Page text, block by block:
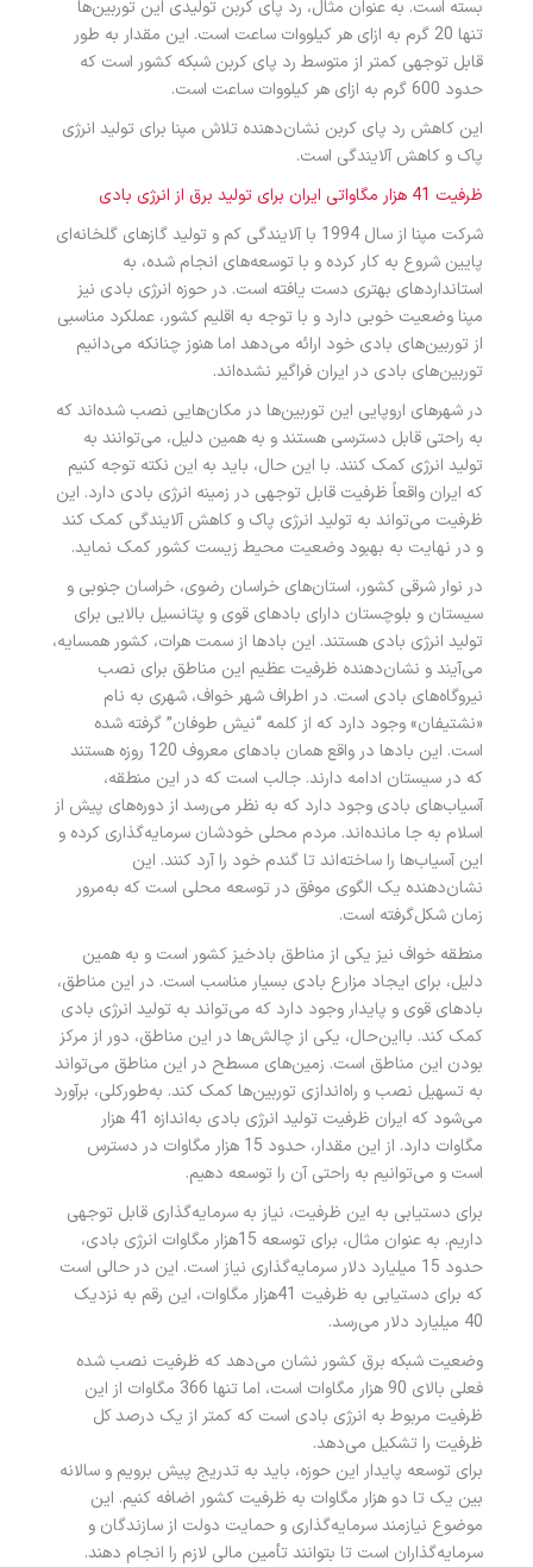
بسته است. به عنوان مثال، رد پای کربن تولیدی این توربین‌ها
تنها 20 گرم به ازای هر کیلووات ساعت است. این مقدار به طور
قابل توجهی کمتر از متوسط رد پای کربن شبکه کشور است که
حدود 600 گرم به ازای هر کیلووات ساعت است.
این کاهش رد پای کربن نشان‌دهنده تلاش مپنا برای تولید انرژی
پاک و کاهش آلایندگی است.
ظرفیت 41 هزار مگاواتی ایران برای تولید برق از انرژی بادی
شرکت مپنا از سال 1994 با آلایندگی کم و تولید گازهای گلخانه‌ای
پایین شروع به کار کرده و با توسعه‌های انجام شده، به
استانداردهای بهتری دست یافته است. در حوزه انرژی بادی نیز
مپنا وضعیت خوبی دارد و با توجه به اقلیم کشور، عملکرد مناسبی
از توربین‌های بادی خود ارائه می‌دهد اما هنوز چنانکه می‌دانیم
توربین‌های بادی در ایران فراگیر نشده‌اند.
در شهرهای اروپایی این توربین‌ها در مکان‌هایی نصب شده‌اند که
به راحتی قابل دسترسی هستند و به همین دلیل، می‌توانند به
تولید انرژی کمک کنند. با این حال، باید به این نکته توجه کنیم
که ایران واقعاً ظرفیت قابل توجهی در زمینه انرژی بادی دارد. این
ظرفیت می‌تواند به تولید انرژی پاک و کاهش آلایندگی کمک کند
و در نهایت به بهبود وضعیت محیط زیست کشور کمک نماید.
در نوار شرقی کشور، استان‌های خراسان رضوی، خراسان جنوبی و
سیستان و بلوچستان دارای بادهای قوی و پتانسیل بالایی برای
تولید انرژی بادی هستند. این بادها از سمت هرات، کشور همسایه،
می‌آیند و نشان‌دهنده ظرفیت عظیم این مناطق برای نصب
نیروگاه‌های بادی است. در اطراف شهر خواف، شهری به نام
«نشتیفان» وجود دارد که از کلمه “نیش طوفان” گرفته شده
است. این بادها در واقع همان بادهای معروف 120 روزه هستند
که در سیستان ادامه دارند. جالب است که در این منطقه،
آسیاب‌های بادی وجود دارد که به نظر می‌رسد از دوره‌های پیش از
اسلام به جا مانده‌اند. مردم محلی خودشان سرمایه‌گذاری کرده و
این آسیاب‌ها را ساخته‌اند تا گندم خود را آرد کنند. این
نشان‌دهنده یک الگوی موفق در توسعه محلی است که به‌مرور
زمان شکل‌گرفته است.
منطقه خواف نیز یکی از مناطق بادخیز کشور است و به همین
دلیل، برای ایجاد مزارع بادی بسیار مناسب است. در این مناطق،
بادهای قوی و پایدار وجود دارد که می‌تواند به تولید انرژی بادی
کمک کند. بااین‌حال، یکی از چالش‌ها در این مناطق، دور از مرکز
بودن این مناطق است. زمین‌های مسطح در این مناطق می‌تواند
به تسهیل نصب و راه‌اندازی توربین‌ها کمک کند. به‌طورکلی، برآورد
می‌شود که ایران ظرفیت تولید انرژی بادی به‌اندازه 41 هزار
مگاوات دارد. از این مقدار، حدود 15 هزار مگاوات در دسترس
است و می‌توانیم به راحتی آن را توسعه دهیم.
برای دستیابی به این ظرفیت، نیاز به سرمایه‌گذاری قابل توجهی
داریم. به عنوان مثال، برای توسعه 15هزار مگاوات انرژی بادی،
حدود 15 میلیارد دلار سرمایه‌گذاری نیاز است. این در حالی است
که برای دستیابی به ظرفیت 41هزار مگاوات، این رقم به نزدیک
40 میلیارد دلار می‌رسد.
وضعیت شبکه برق کشور نشان می‌دهد که ظرفیت نصب شده
فعلی بالای 90 هزار مگاوات است، اما تنها 366 مگاوات از این
ظرفیت مربوط به انرژی بادی است که کمتر از یک درصد کل
ظرفیت را تشکیل می‌دهد.
برای توسعه پایدار این حوزه، باید به تدریج پیش برویم و سالانه
بین یک تا دو هزار مگاوات به ظرفیت کشور اضافه کنیم. این
موضوع نیازمند سرمایه‌گذاری و حمایت دولت از سازندگان و
سرمایه‌گذاران است تا بتوانند تأمین مالی لازم را انجام دهند.